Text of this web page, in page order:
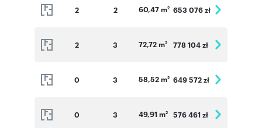
2 2 60,47 m2 653 076 zł
2 3 72,72 m2 778 104 zł
0 3 58,52 m2 649 572 zł
0 3 49,91 m2 576 461 zł